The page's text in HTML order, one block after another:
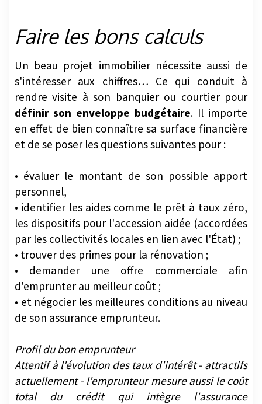
Faire les bons calculs
Un beau projet immobilier nécessite aussi de
s'intéresser aux chiffres… Ce qui conduit à
rendre visite à son banquier ou courtier pour
définir son enveloppe budgétaire. Il importe
en effet de bien connaître sa surface financière
et de se poser les questions suivantes pour :
• évaluer le montant de son possible apport
personnel,
• identifier les aides comme le prêt à taux zéro,
les dispositifs pour l'accession aidée (accordées
par les collectivités locales en lien avec l'État) ;
• trouver des primes pour la rénovation ;
• demander une offre commerciale afin
d'emprunter au meilleur coût ;
• et négocier les meilleures conditions au niveau
de son assurance emprunteur.
Profil du bon emprunteur
Attentif à l'évolution des taux d'intérêt - attractifs
actuellement - l'emprunteur mesure aussi le coût
total du crédit qui intègre l'assurance